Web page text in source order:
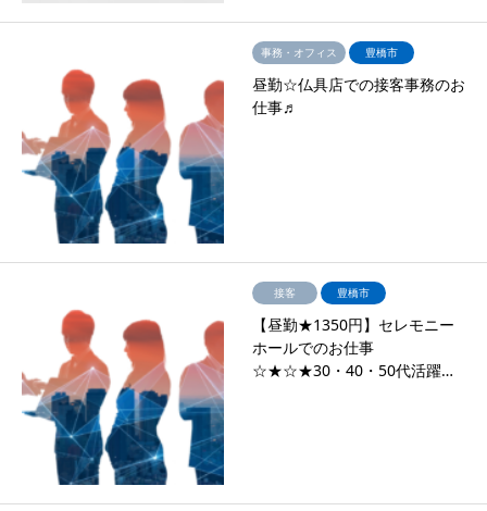
事務・オフィス 豊橋市
昼勤☆仏具店での接客事務のお
仕事♬
接客 豊橋市
【昼勤★1350円】セレモニー
ホールでのお仕事
☆★☆★30・40・50代活躍…